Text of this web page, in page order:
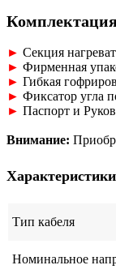
► Секция
► Фирменная
► Гибкая
► Фиксатор угла
► Паспорт и
Внимание:
Тип кабеля
Номинальное